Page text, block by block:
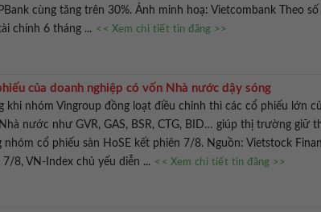
cùng tăng trên 30%. Ảnh minh hoạ: Vietcombank Theo
chính 6 tháng ... << Xem chi tiết tin đăng >>
của doanh nghiệp có vốn Nhà nước dậy sóng
khi nhóm Vingroup đồng loạt điều chỉnh thì các cổ phiếu lớn
nước như GVR, GAS, BSR, CTG, BID… giúp thị trường giữ
nhóm cổ phiếu sàn HoSE kết phiên 7/8. Nguồn: Vietstock
7/8, VN-Index chủ yếu diễn ... << Xem chi tiết tin đăng >>